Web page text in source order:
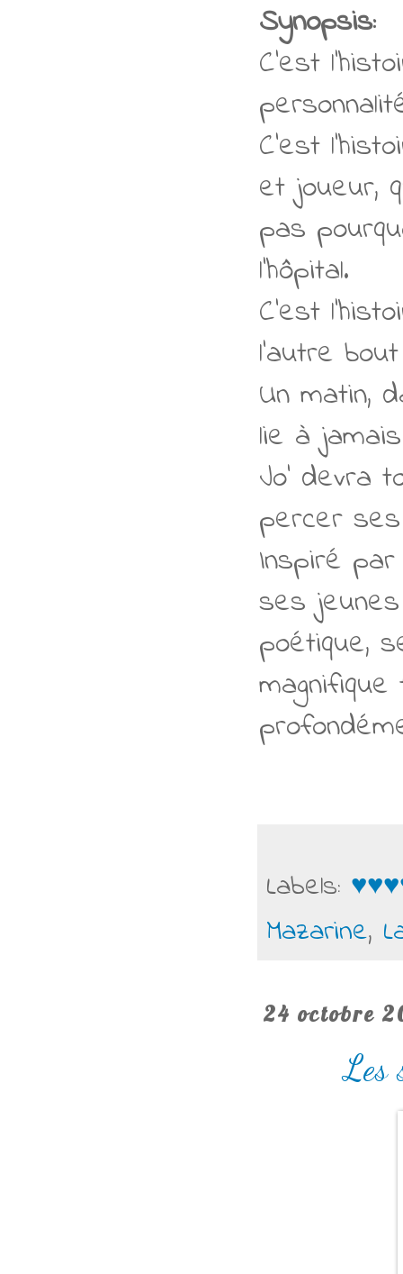
Synopsis:
C’est
C’est
et joueur,
pas
l’hôpital.
C’est
l’autre
Un matin,
lie à
Jo’ devra
percer
Inspiré
ses
poétique,
Labels:
Mazarine,
24 octobre
Les